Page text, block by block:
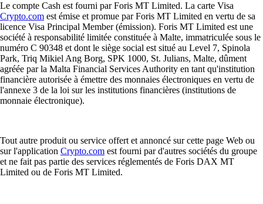
Le compte Cash est fourni par Foris MT Limited. La carte Visa
Crypto.com est émise et promue par Foris MT Limited en vertu de sa
licence Visa Principal Member (émission). Foris MT Limited est une
société à responsabilité limitée constituée à Malte, immatriculée sous le
numéro C 90348 et dont le siège social est situé au Level 7, Spinola
Park, Triq Mikiel Ang Borg, SPK 1000, St. Julians, Malte, dûment
agréée par la Malta Financial Services Authority en tant qu'institution
financière autorisée à émettre des monnaies électroniques en vertu de
l'annexe 3 de la loi sur les institutions financières (institutions de
monnaie électronique).
Tout autre produit ou service offert et annoncé sur cette page Web ou
sur l'application Crypto.com est fourni par d'autres sociétés du groupe
et ne fait pas partie des services réglementés de Foris DAX MT
Limited ou de Foris MT Limited.